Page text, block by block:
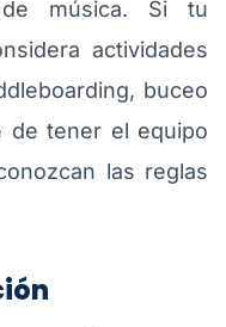
música. Si tu
actividades
buceo
de tener el equipo
las reglas